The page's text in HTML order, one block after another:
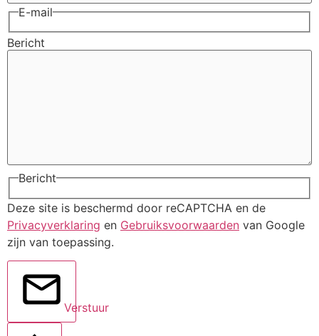
E-mail
Bericht
Bericht
Deze site is beschermd door reCAPTCHA en de
Privacyverklaring en Gebruiksvoorwaarden van Google
zijn van toepassing.
Verstuur